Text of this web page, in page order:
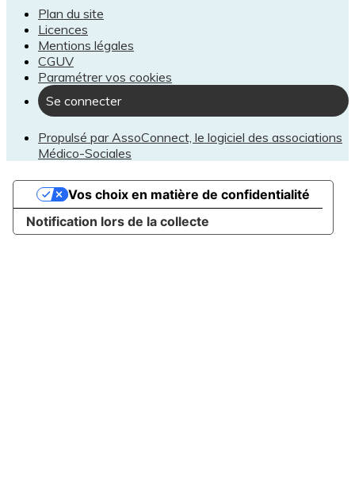
Plan du site
Licences
Mentions légales
CGUV
Paramétrer vos cookies
Se connecter
Propulsé par AssoConnect, le logiciel des associations
Médico-Sociales
Notification lors de la collecte
Vos choix en matière de confidentialité